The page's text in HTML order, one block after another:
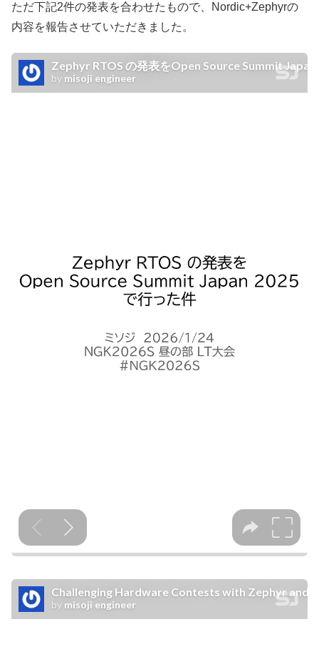
ただ下記2件の発表を合わせたもので、Nordic+Zephyrの
内容を報告させていただきました。